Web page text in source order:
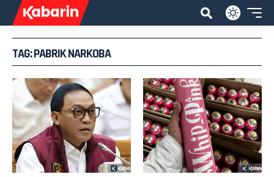
TAG: PABRIK NARKOBA